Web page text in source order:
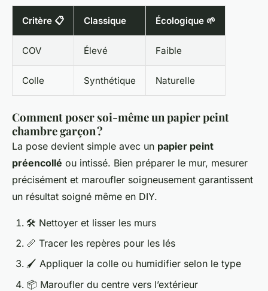
Critère 📋 Classique Écologique 🌱
COV Élevé Faible
Colle Synthétique Naturelle
Comment poser soi-même un papier peint
chambre garçon ?
La pose devient simple avec un papier peint
préencollé ou intissé. Bien préparer le mur, mesurer
précisément et maroufler soigneusement garantissent
un résultat soigné même en DIY.
🛠️ Nettoyer et lisser les murs
📏 Tracer les repères pour les lés
🖌️ Appliquer la colle ou humidifier selon le type
📦 Maroufler du centre vers l’extérieur